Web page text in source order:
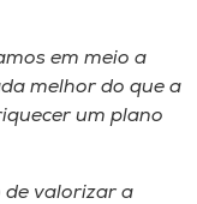
em meio a
melhor do que a
um plano
de valorizar a